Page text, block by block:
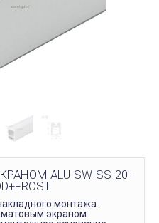
ALU-SWISS-20-
монтажа.
матовым экраном.